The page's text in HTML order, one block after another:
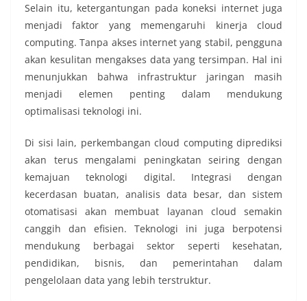
Selain itu, ketergantungan pada koneksi internet juga
menjadi faktor yang memengaruhi kinerja cloud
computing. Tanpa akses internet yang stabil, pengguna
akan kesulitan mengakses data yang tersimpan. Hal ini
menunjukkan bahwa infrastruktur jaringan masih
menjadi elemen penting dalam mendukung
optimalisasi teknologi ini.
Di sisi lain, perkembangan cloud computing diprediksi
akan terus mengalami peningkatan seiring dengan
kemajuan teknologi digital. Integrasi dengan
kecerdasan buatan, analisis data besar, dan sistem
otomatisasi akan membuat layanan cloud semakin
canggih dan efisien. Teknologi ini juga berpotensi
mendukung berbagai sektor seperti kesehatan,
pendidikan, bisnis, dan pemerintahan dalam
pengelolaan data yang lebih terstruktur.